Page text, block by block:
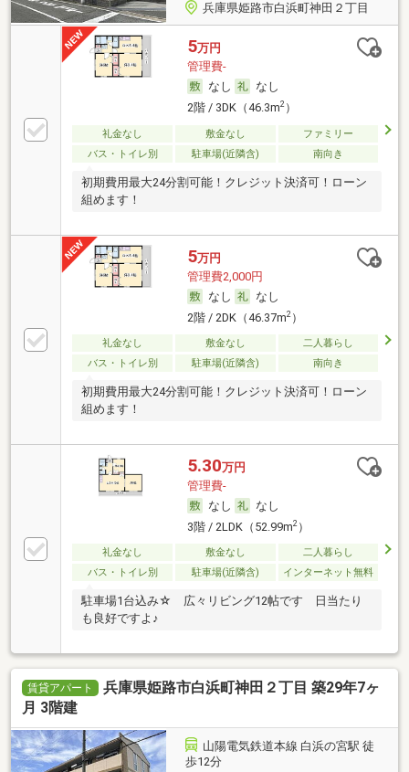
兵庫県姫路市白浜町神田２丁目
5万円
管理費-
なし
なし
2階 / 3DK（46.3m2）
礼金なし 敷金なし
ファミリー
バス・トイレ別
駐車場(近隣含) 南向き
初期費用最大24分割可能！クレジット決済可！ローン
組めます！
5万円
管理費2,000円
なし
なし
2階 / 2DK（46.37m2）
礼金なし 敷金なし
二人暮らし
バス・トイレ別
駐車場(近隣含) 南向き
初期費用最大24分割可能！クレジット決済可！ローン
組めます！
5.30万円
管理費-
なし
なし
3階 / 2LDK（52.99m2）
礼金なし 敷金なし
二人暮らし
バス・トイレ別
駐車場(近隣含) インターネット無料
駐車場1台込み☆ 広々リビング12帖です 日当たり
も良好ですよ♪
賃貸アパート
兵庫県姫路市白浜町神田２丁目 築29年7ヶ
月 3階建
山陽電気鉄道本線 白浜の宮駅 徒
歩12分